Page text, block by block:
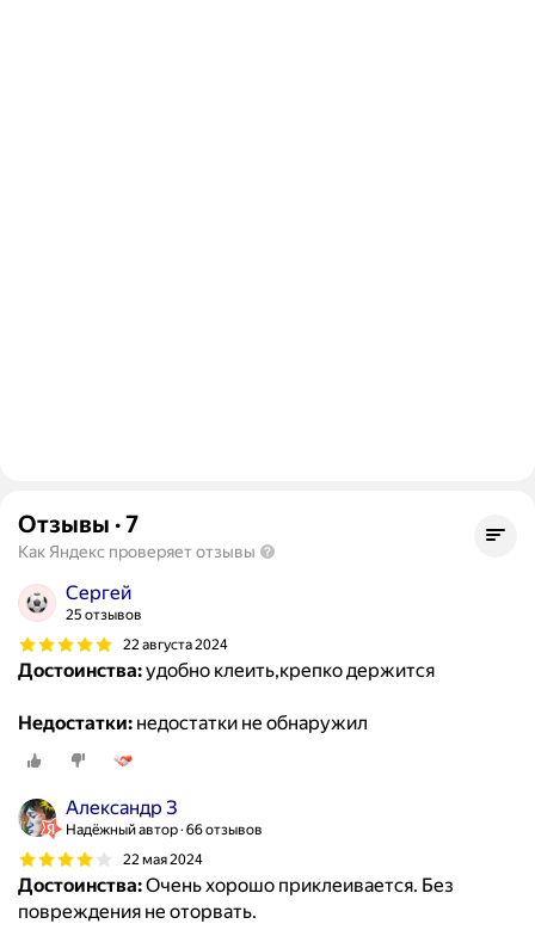
Отзывы ·7
Как Яндекс проверяет отзывы
Сергей
25 отзывов
22 августа 2024
Достоинства:удобно клеить,крепко держится
Недостатки: недостатки не обнаружил
Александр З
Надёжный автор 66 отзывов
22 мая 2024
Достоинства:Очень хорошо приклеивается. Без
повреждения не оторвать.